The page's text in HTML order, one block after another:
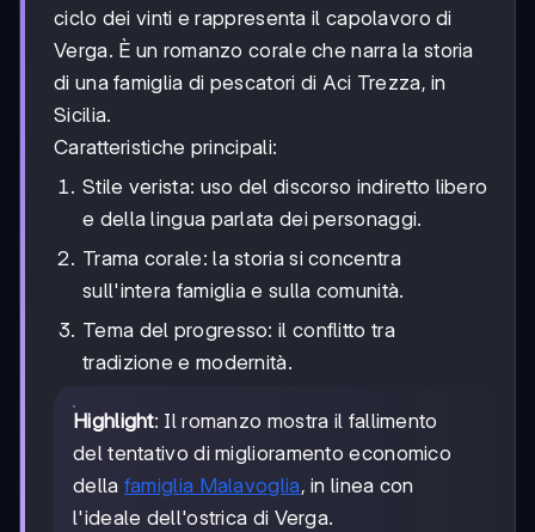
ciclo dei vinti e rappresenta il capolavoro di
Verga. È un romanzo corale che narra la storia
di una famiglia di pescatori di Aci Trezza, in
Sicilia.
Caratteristiche principali:
Stile verista: uso del discorso indiretto libero
e della lingua parlata dei personaggi.
Trama corale: la storia si concentra
sull'intera famiglia e sulla comunità.
Tema del progresso: il conflitto tra
tradizione e modernità.
Highlight: Il romanzo mostra il fallimento
del tentativo di miglioramento economico
della famiglia Malavoglia, in linea con
l'ideale dell'ostrica di Verga.